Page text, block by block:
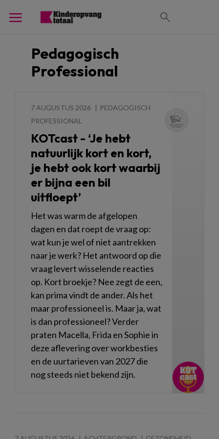
Pedagogisch
Professional
7 AUGUSTUS 2026
PEDAGOGISCH
PROFESSIONAL
KOTcast - ‘Je hebt
natuurlijk kort en kort,
je hebt ook kort waarbij
er bijna een bil
uitfloept’
Het was warm de afgelopen
dagen en dat roept de vraag op:
wat kun je wel of niet aantrekken
naar je werk? Het antwoord op die
vraag levert wisselende reacties
op. Kort broekje? Nee zegt de een,
kan prima vindt de ander. Als het
maar professioneel is. Maar ja, wat
is dan professioneel? Verder
praten Macella, Frida en Sophie in
deze aflevering over workbesties
en de uurtarieven van 2027 die
nog steeds niet bekend zijn.